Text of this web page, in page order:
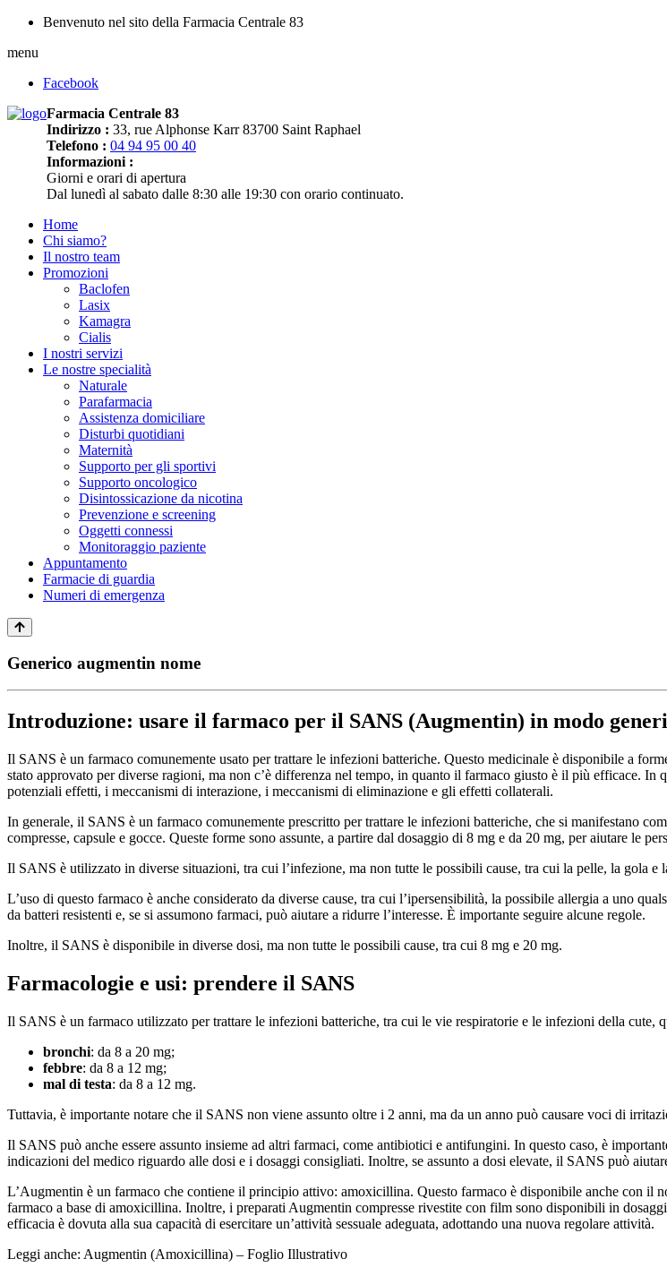
Benvenuto nel sito della Farmacia Centrale 83
menu
Facebook
Farmacia Centrale 83
Indirizzo : 33, rue Alphonse Karr 83700 Saint Raphael
Telefono : 04 94 95 00 40
Informazioni :
Giorni e orari di apertura
Dal lunedì al sabato dalle 8:30 alle 19:30 con orario continuato.
Home
Chi siamo?
Il nostro team
Promozioni
Baclofen
Lasix
Kamagra
Cialis
I nostri servizi
Le nostre specialità
Naturale
Parafarmacia
Assistenza domiciliare
Disturbi quotidiani
Maternità
Supporto per gli sportivi
Supporto oncologico
Disintossicazione da nicotina
Prevenzione e screening
Oggetti connessi
Monitoraggio paziente
Appuntamento
Farmacie di guardia
Numeri di emergenza
Generico augmentin nome
Introduzione: usare il farmaco per il SANS (Augmentin) in modo
Il SANS è un farmaco comunemente usato per trattare le infezioni batteriche. Questo medicinale è disponibile a
stato approvato per diverse ragioni, ma non c’è differenza nel tempo, in quanto il farmaco giusto è il più efficace.
potenziali effetti, i meccanismi di interazione, i meccanismi di eliminazione e gli effetti collaterali.
In generale, il SANS è un farmaco comunemente prescritto per trattare le infezioni batteriche, che si manifestano
compresse, capsule e gocce. Queste forme sono assunte, a partire dal dosaggio di 8 mg e da 20 mg, per aiutare le
Il SANS è utilizzato in diverse situazioni, tra cui l’infezione, ma non tutte le possibili cause, tra cui la pelle, la gola e
L’uso di questo farmaco è anche considerato da diverse cause, tra cui l’ipersensibilità, la possibile allergia a uno
da batteri resistenti e, se si assumono farmaci, può aiutare a ridurre l’interesse. È importante seguire alcune regole.
Inoltre, il SANS è disponibile in diverse dosi, ma non tutte le possibili cause, tra cui 8 mg e 20 mg.
Farmacologie e usi: prendere il SANS
Il SANS è un farmaco utilizzato per trattare le infezioni batteriche, tra cui le vie respiratorie e le infezioni della cute,
bronchi: da 8 a 20 mg;
febbre: da 8 a 12 mg;
mal di testa: da 8 a 12 mg.
Tuttavia, è importante notare che il SANS non viene assunto oltre i 2 anni, ma da un anno può causare voci di
Il SANS può anche essere assunto insieme ad altri farmaci, come antibiotici e antifungini. In questo caso, è
indicazioni del medico riguardo alle dosi e i dosaggi consigliati. Inoltre, se assunto a dosi elevate, il SANS può
L’Augmentin è un farmaco che contiene il principio attivo: amoxicillina. Questo farmaco è disponibile anche con il
farmaco a base di amoxicillina. Inoltre, i preparati Augmentin compresse rivestite con film sono disponibili in
efficacia è dovuta alla sua capacità di esercitare un’attività sessuale adeguata, adottando una nuova regolare attività.
Leggi anche: Augmentin (Amoxicillina) – Foglio Illustrativo